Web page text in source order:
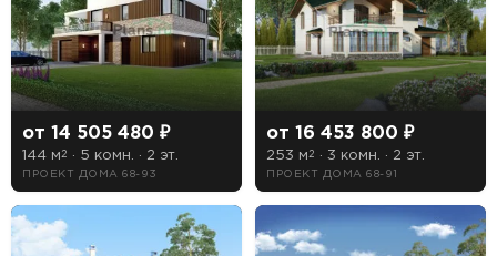
от 14 505 480 ₽
144 м 2 · 5 комн. · 2 эт.
ПРОЕКТ ДОМА 68-93
от 16 453 800 ₽
253 м 2 · 3 комн. · 2 эт.
ПРОЕКТ ДОМА 68-91
Комнат
От До
Этажность